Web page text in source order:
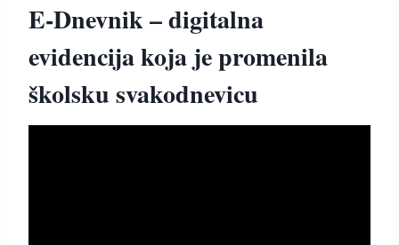
E-Dnevnik – digitalna
evidencija koja je promenila
školsku svakodnevicu